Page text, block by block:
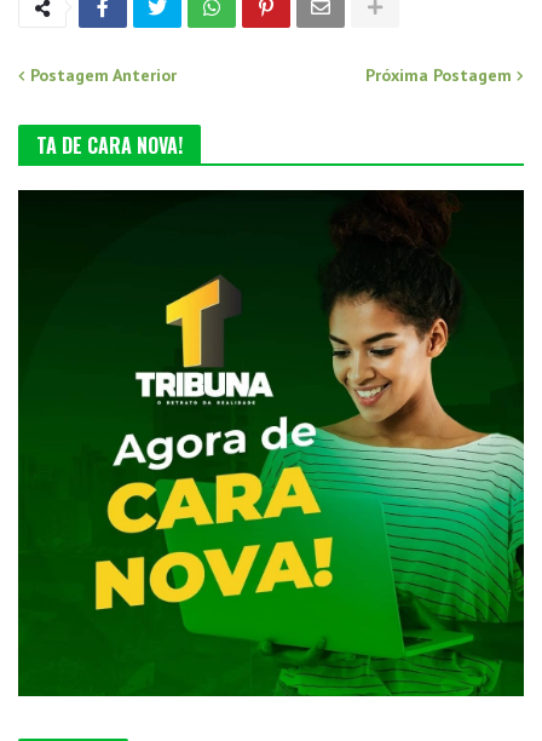
Postagem Anterior Próxima Postagem
TA DE CARA NOVA!